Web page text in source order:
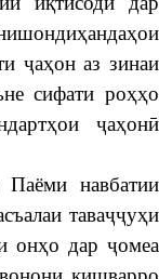
ҷаҳон аз зинаи
сифати роҳҳо
ҷаҳонӣ
навбатии
таваҷҷуҳи
онҳо дар ҷомеа